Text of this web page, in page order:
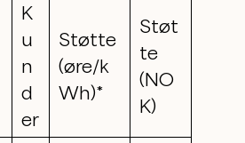
K
u
n
d
er
Støtte
(øre/k
Wh)*
Støt
te
(NO
K)